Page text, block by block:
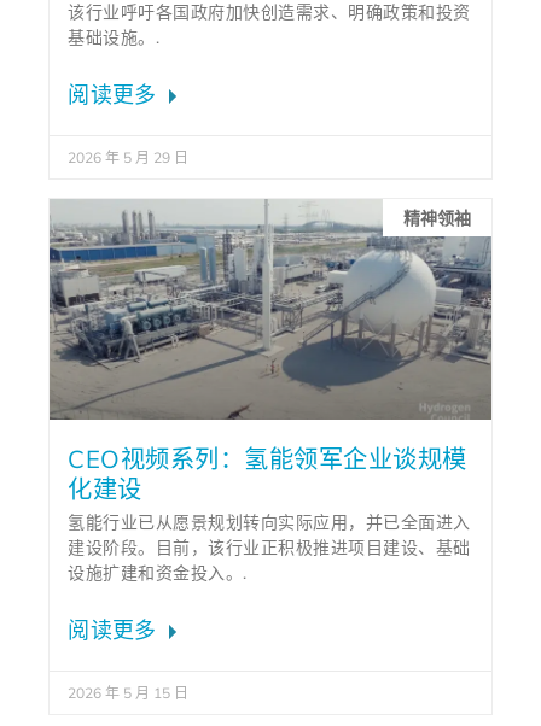
该行业呼吁各国政府加快创造需求、明确政策和投资
基础设施。.
阅读更多
2026 年 5 月 29 日
精神领袖
CEO视频系列：氢能领军企业谈规模
化建设
氢能行业已从愿景规划转向实际应用，并已全面进入
建设阶段。目前，该行业正积极推进项目建设、基础
设施扩建和资金投入。.
阅读更多
2026 年 5 月 15 日